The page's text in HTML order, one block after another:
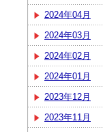
2024年04月
2024年03月
2024年02月
2024年01月
2023年12月
2023年11月